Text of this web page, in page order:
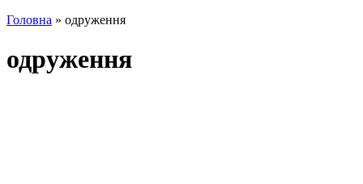
Головна » одруження
одруження